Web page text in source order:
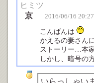
ヒミツ
京
2016/06/16 20:27
こんばんは
かえるの妻さん
ストーリー…本
しかし、暗号の
いらっしゃい